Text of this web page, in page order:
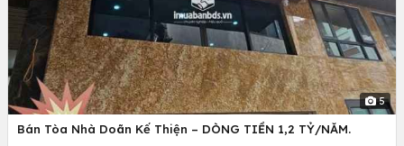
5
Bán Tòa Nhà Doãn Kế Thiện – DÒNG TIỀN 1,2 TỶ/NĂM.